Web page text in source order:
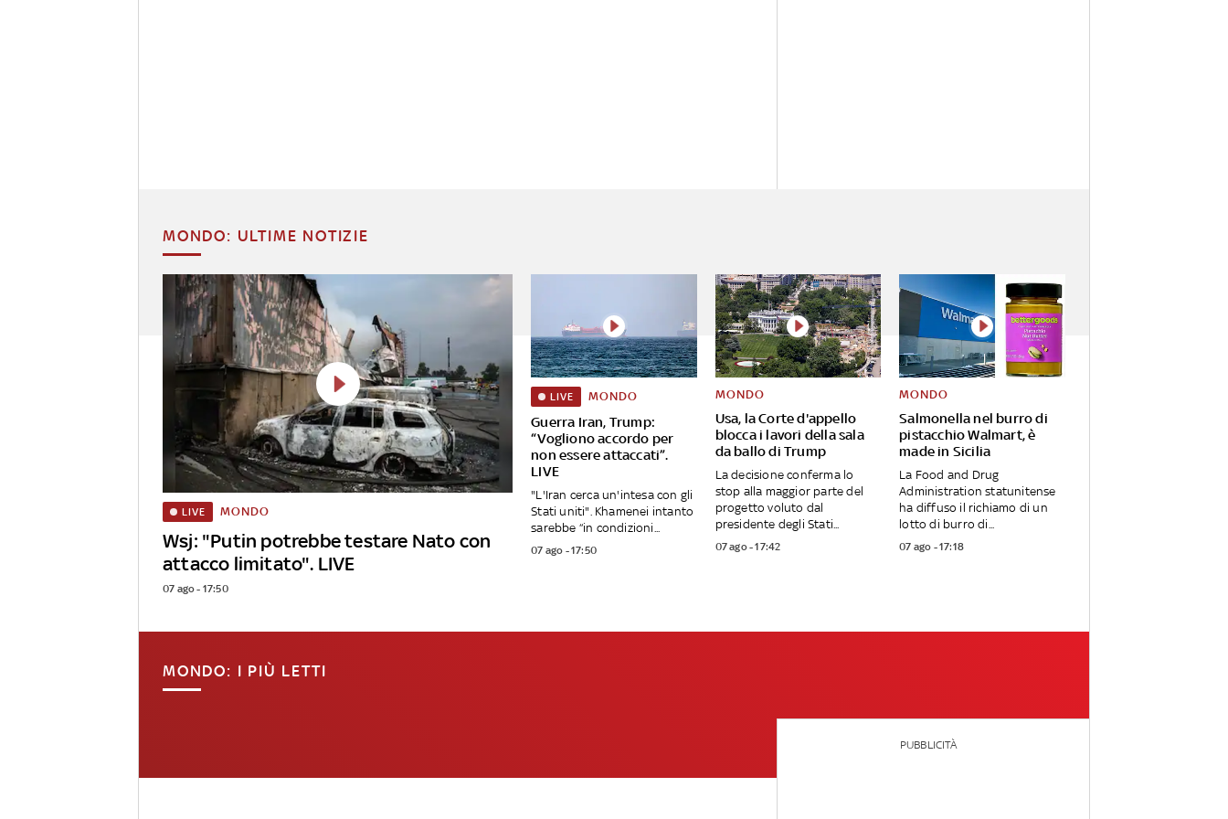
MONDO: ULTIME NOTIZIE
Wsj: "Putin potrebbe testare Nato con
attacco limitato". LIVE
LIVE MONDO
07 ago - 17:50
Guerra Iran, Trump:
“Vogliono accordo per
non essere attaccati”.
LIVE
LIVE MONDO
"L'Iran cerca un'intesa con gli
Stati uniti". Khamenei intanto
sarebbe “in condizioni...
07 ago - 17:50
Usa, la Corte d'appello
blocca i lavori della sala
da ballo di Trump
MONDO
La decisione conferma lo
stop alla maggior parte del
progetto voluto dal
presidente degli Stati...
07 ago - 17:42
Salmonella nel burro di
pistacchio Walmart, è
made in Sicilia
MONDO
La Food and Drug
Administration statunitense
ha diffuso il richiamo di un
lotto di burro di...
07 ago - 17:18
MONDO: I PIÙ LETTI
PUBBLICITÀ